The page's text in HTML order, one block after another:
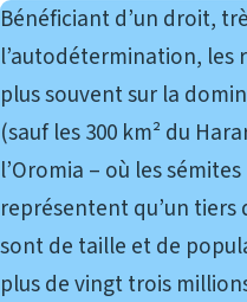
Bénéficiant d’un droit,
l’autodétermination, les
plus souvent sur la
(sauf les 300 km² du
l’Oromia – où les
représentent qu’un tiers
sont de taille et de
plus de vingt trois